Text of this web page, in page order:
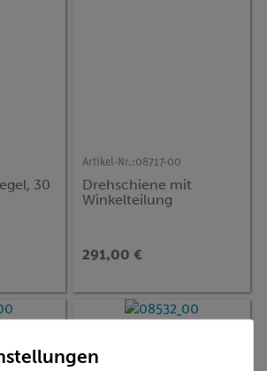
30
Artikel-Nr.:08717-00
Drehschiene mit
Winkelteilung
291,00 €